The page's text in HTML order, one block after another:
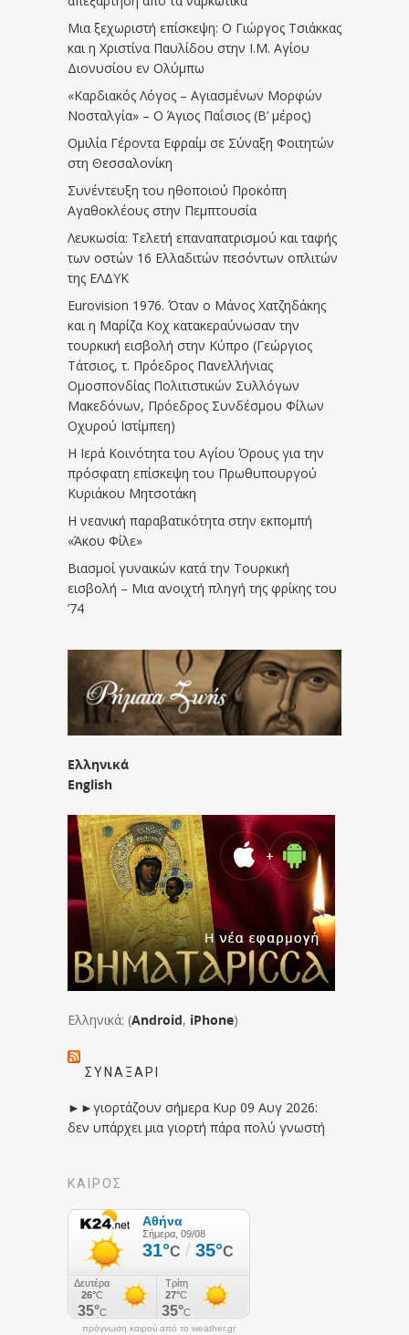
Μια ξεχωριστή επίσκεψη: Ο Γιώργος Τσιάκκας
και η Χριστίνα Παυλίδου στην Ι.Μ. Αγίου
Διονυσίου εν Ολύμπω
«Καρδιακός Λόγος – Αγιασμένων Μορφών
Νοσταλγία» – Ο Άγιος Παΐσιος (Β’ μέρος)
Ομιλία Γέροντα Εφραίμ σε Σύναξη Φοιτητών
στη Θεσσαλονίκη
Συνέντευξη του ηθοποιού Προκόπη
Αγαθοκλέους στην Πεμπτουσία
Λευκωσία: Τελετή επαναπατρισμού και ταφής
των οστών 16 Ελλαδιτών πεσόντων οπλιτών
της ΕΛΔΥΚ
Eurovision 1976. Όταν ο Μάνος Χατζηδάκης
και η Μαρίζα Κοχ κατακεραύνωσαν την
τουρκική εισβολή στην Κύπρο (Γεώργιος
Τάτσιος, τ. Πρόεδρος Πανελλήνιας
Ομοσπονδίας Πολιτιστικών Συλλόγων
Μακεδόνων, Πρόεδρος Συνδέσμου Φίλων
Οχυρού Ιστίμπεη)
Η Ιερά Κοινότητα του Αγίου Όρους για την
πρόσφατη επίσκεψη του Πρωθυπουργού
Κυριάκου Μητσοτάκη
Η νεανική παραβατικότητα στην εκπομπή
«Άκου Φίλε»
Βιασμοί γυναικών κατά την Τουρκική
εισβολή – Μια ανοιχτή πληγή της φρίκης του
’74
Ελληνικά
English
Ελληνικά: (Android, iPhone)
ΣΥΝΑΞΆΡΙ
►►γιορτάζουν σήμερα Κυρ 09 Αυγ 2026:
δεν υπάρχει μια γιορτή πάρα πολύ γνωστή
ΚΑΙΡΟΣ
πρόγνωση καιρού από το weather.gr